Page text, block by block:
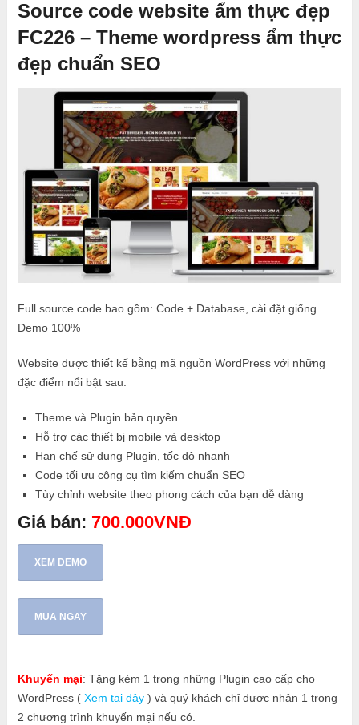
Source code website ẩm thực đẹp
FC226 – Theme wordpress ẩm thực
đẹp chuẩn SEO
Full source code bao gồm: Code + Database, cài đặt giống
Demo 100%
Website được thiết kế bằng mã nguồn WordPress với những
đặc điểm nổi bật sau:
Theme và Plugin bản quyền
Hỗ trợ các thiết bị mobile và desktop
Hạn chế sử dụng Plugin, tốc độ nhanh
Code tối ưu công cụ tìm kiếm chuẩn SEO
Tùy chỉnh website theo phong cách của bạn dễ dàng
Giá bán: 700.000VNĐ
XEM DEMO
MUA NGAY
Khuyến mại: Tặng kèm 1 trong những Plugin cao cấp cho
WordPress ( Xem tại đây) và quý khách chỉ được nhận 1 trong
2 chương trình khuyến mại nếu có.